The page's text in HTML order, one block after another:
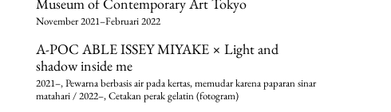
November 2021–Februari 2022
A-POC ABLE ISSEY MIYAKE × Light and
shadow inside me
2021–, Pewarna berbasis air pada kertas, memudar karena paparan sinar
matahari / 2022–, Cetakan perak gelatin (fotogram)